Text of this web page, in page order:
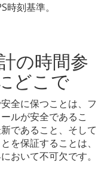
時刻基準。
の時間参
どこで
全に保つことは、フ
ルが安全であるこ
であること、そして
を保証することは、
おいて不可欠です。